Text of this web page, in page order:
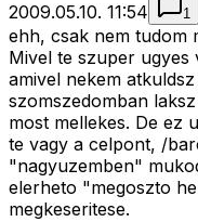
2009.05.10. 11:54 1
ehh, csak nem tudom
Mivel te szuper ugyes
amivel nekem
szomszedomban
most mellekes. De ez
te vagy a celpont, /
"nagyuzemben"
elerheto "megoszto
megkeseritese.